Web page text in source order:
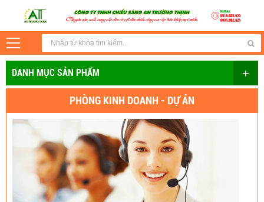
DANH MỤC SẢN PHẨM +
PHÒNG KINH DOANH - DỰ ÁN